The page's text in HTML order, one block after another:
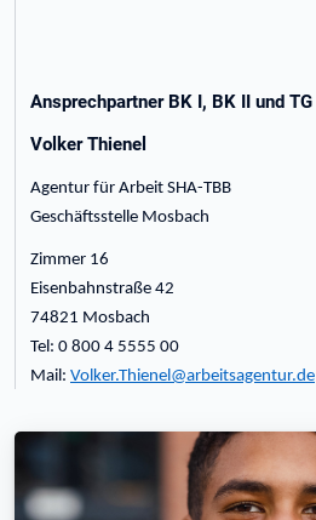
Ansprechpartner BK I, BK II und TG
Volker Thienel
Agentur für Arbeit SHA-TBB
Geschäftsstelle Mosbach
Zimmer 16
Eisenbahnstraße 42
74821 Mosbach
Tel: 0 800 4 5555 00
Mail: Volker.Thienel@arbeitsagentur.de